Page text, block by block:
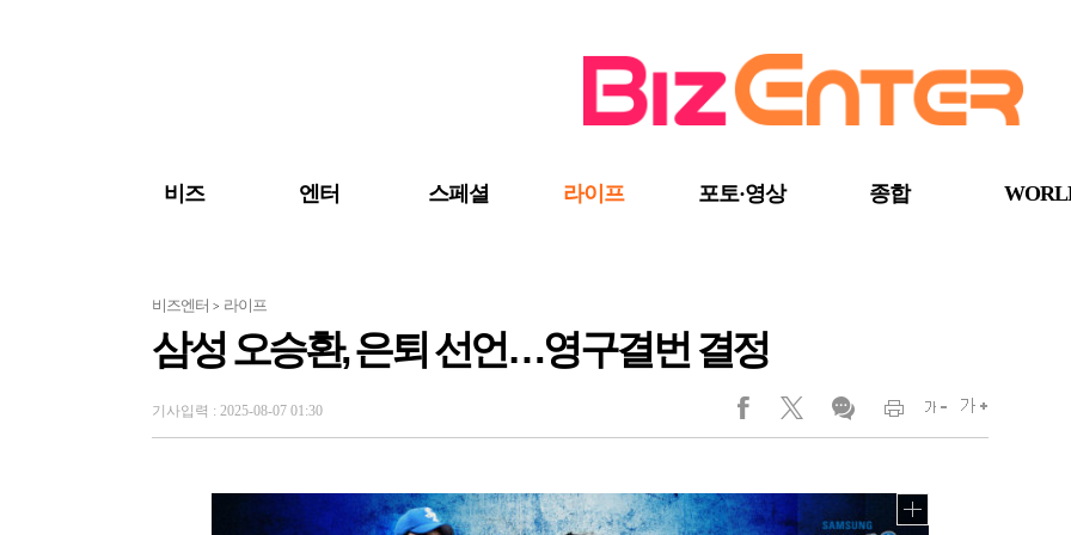
비즈 엔터 스페셜 라이프 포토·영상 종합
비즈엔터 > 라이프
삼성 오승환, 은퇴 선언…영구결번 결정
기사입력 : 2025-08-07 01:30